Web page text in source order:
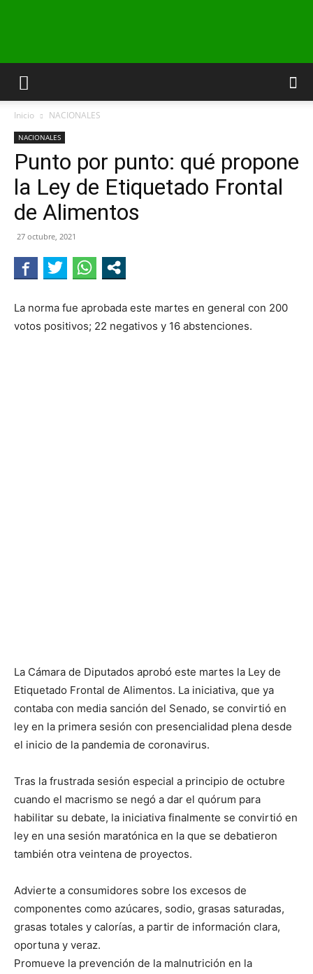
INFO24
NEGRO
Inicio NACIONALES
NACIONALES
Punto por punto: qué propone
la Ley de Etiquetado Frontal
de Alimentos
27 octubre, 2021
La norma fue aprobada este martes en general con 200
votos positivos; 22 negativos y 16 abstenciones.
La Cámara de Diputados aprobó este martes la Ley de
Etiquetado Frontal de Alimentos. La iniciativa, que ya
contaba con media sanción del Senado, se convirtió en
ley en la primera sesión con presencialidad plena desde
el inicio de la pandemia de coronavirus.
Tras la frustrada sesión especial a principio de octubre
cuando el macrismo se negó a dar el quórum para
habilitar su debate, la iniciativa finalmente se convirtió en
ley en una sesión maratónica en la que se debatieron
también otra veintena de proyectos.
Advierte a consumidores sobre los excesos de
componentes como azúcares, sodio, grasas saturadas,
grasas totales y calorías, a partir de información clara,
oportuna y veraz.
Promueve la prevención de la malnutrición en la